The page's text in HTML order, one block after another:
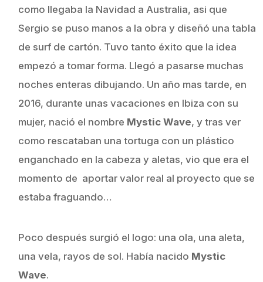
como llegaba la Navidad a Australia, asi que
Sergio se puso manos a la obra y diseñó una tabla
de surf de cartón. Tuvo tanto éxito que la idea
empezó a tomar forma. Llegó a pasarse muchas
noches enteras dibujando. Un año mas tarde, en
2016, durante unas vacaciones en Ibiza con su
mujer, nació el nombre Mystic Wave, y tras ver
como rescataban una tortuga con un plástico
enganchado en la cabeza y aletas, vio que era el
momento de aportar valor real al proyecto que se
estaba fraguando…
Poco después surgió el logo: una ola, una aleta,
una vela, rayos de sol. Había nacido Mystic
Wave.